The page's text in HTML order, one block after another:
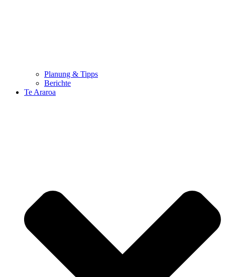
Planung & Tipps
Berichte
Te Araroa